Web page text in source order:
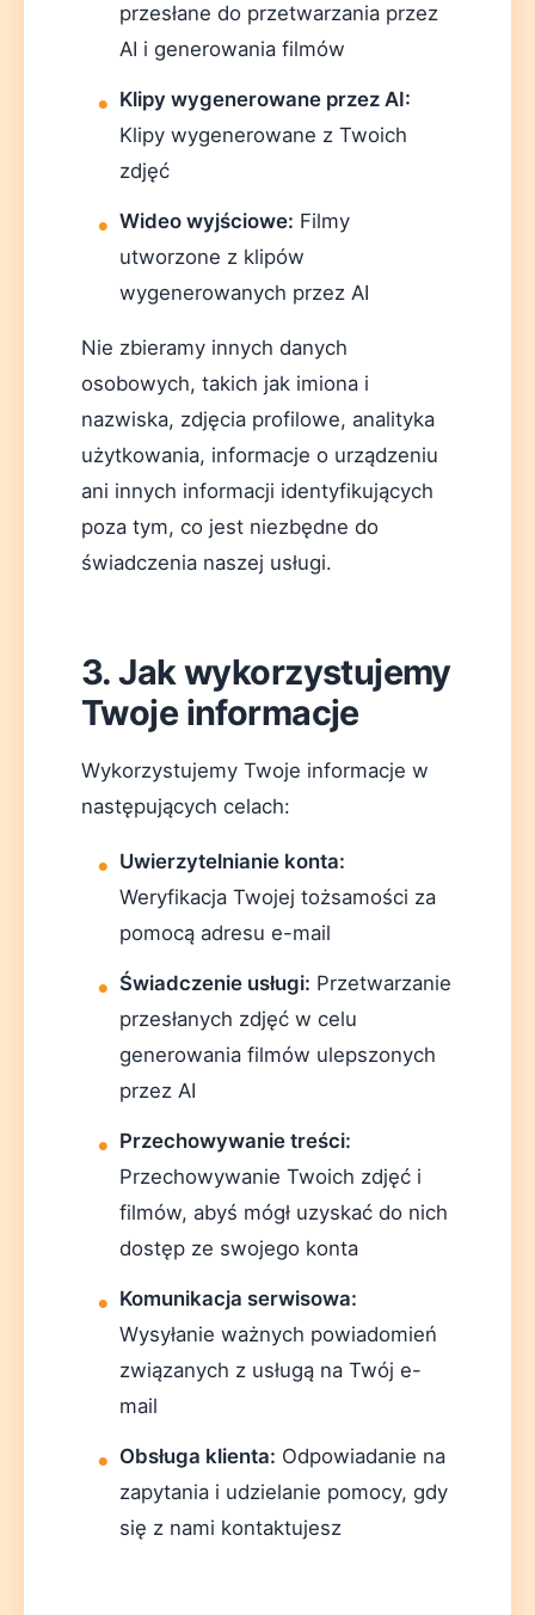
przesłane do przetwarzania przez
AI i generowania filmów
Klipy wygenerowane przez AI:
Klipy wygenerowane z Twoich
zdjęć
Wideo wyjściowe: Filmy
utworzone z klipów
wygenerowanych przez AI
Nie zbieramy innych danych
osobowych, takich jak imiona i
nazwiska, zdjęcia profilowe, analityka
użytkowania, informacje o urządzeniu
ani innych informacji identyfikujących
poza tym, co jest niezbędne do
świadczenia naszej usługi.
3. Jak wykorzystujemy
Twoje informacje
Wykorzystujemy Twoje informacje w
następujących celach:
Uwierzytelnianie konta:
Weryfikacja Twojej tożsamości za
pomocą adresu e-mail
Świadczenie usługi: Przetwarzanie
przesłanych zdjęć w celu
generowania filmów ulepszonych
przez AI
Przechowywanie treści:
Przechowywanie Twoich zdjęć i
filmów, abyś mógł uzyskać do nich
dostęp ze swojego konta
Komunikacja serwisowa:
Wysyłanie ważnych powiadomień
związanych z usługą na Twój e-
mail
Obsługa klienta: Odpowiadanie na
zapytania i udzielanie pomocy, gdy
się z nami kontaktujesz